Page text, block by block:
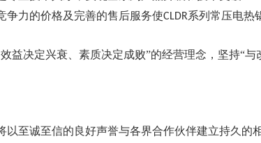
争力的价格及完善的售后服务使CLDR系列常压电热
益决定兴衰、素质决定成败”的经营理念，坚持“
以至诚至信的良好声誉与各界合作伙伴建立持久